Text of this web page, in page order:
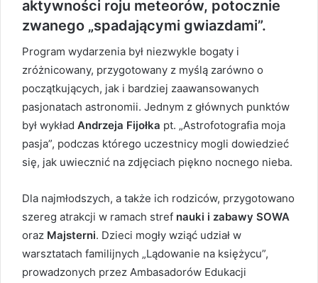
aktywności roju meteorów, potocznie
zwanego „spadającymi gwiazdami”.
Program wydarzenia był niezwykle bogaty i
zróżnicowany, przygotowany z myślą zarówno o
początkujących, jak i bardziej zaawansowanych
pasjonatach astronomii. Jednym z głównych punktów
był wykład Andrzeja Fijołka pt. „Astrofotografia moja
pasja”, podczas którego uczestnicy mogli dowiedzieć
się, jak uwiecznić na zdjęciach piękno nocnego nieba.
Dla najmłodszych, a także ich rodziców, przygotowano
szereg atrakcji w ramach stref nauki i zabawy SOWA
oraz Majsterni. Dzieci mogły wziąć udział w
warsztatach familijnych „Lądowanie na księżycu”,
prowadzonych przez Ambasadorów Edukacji